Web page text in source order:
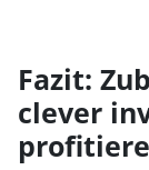
Fazit:
clever